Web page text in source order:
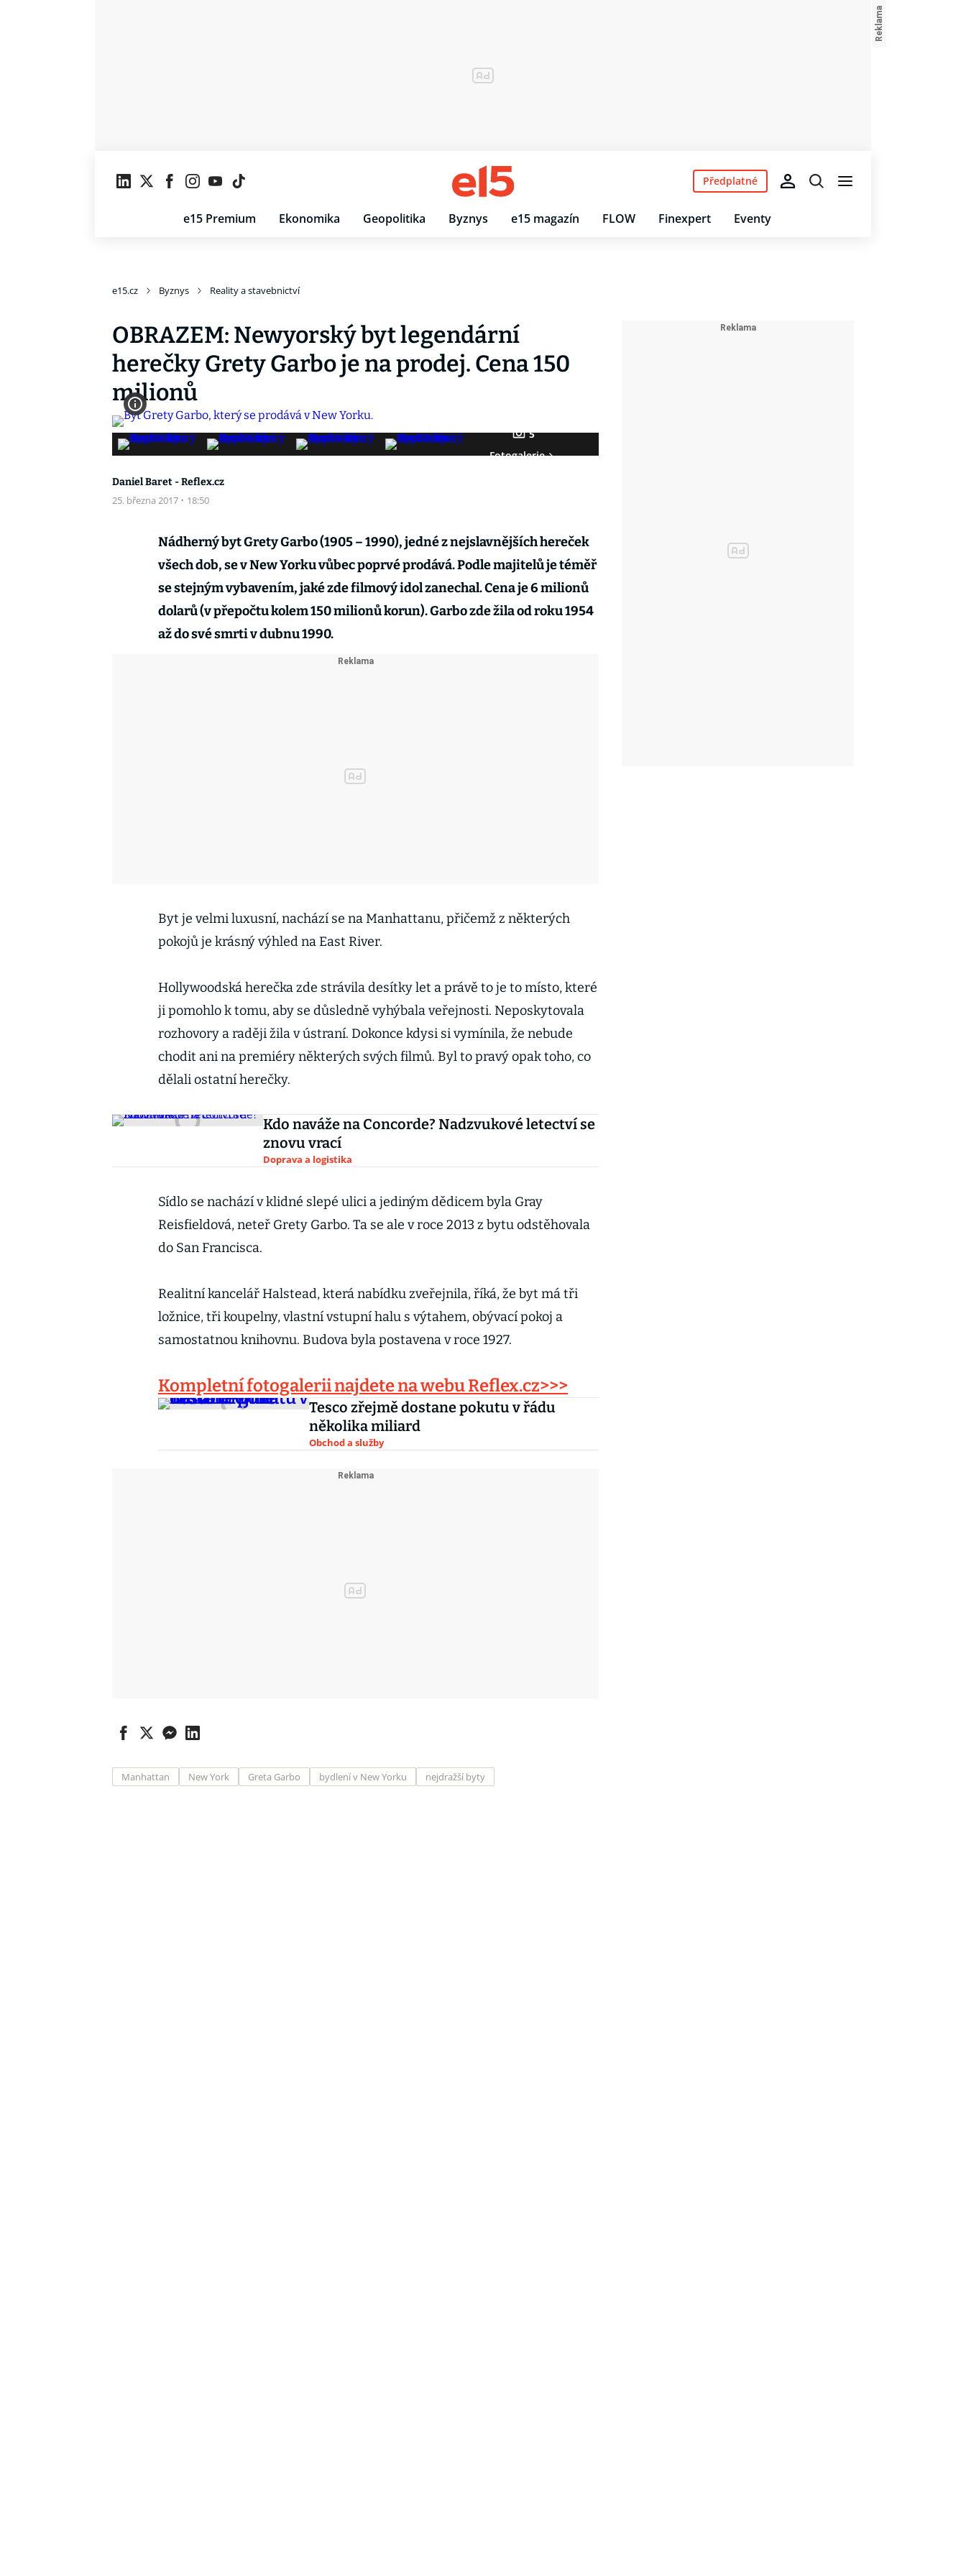
e15 Premium Ekonomika Geopolitika Byznys e15 magazín FLOW Finexpert Eventy
Předplatné
e15.cz Byznys Reality a stavebnictví
OBRAZEM: Newyorský byt legendární
herečky Grety Garbo je na prodej. Cena 150
milionů
5
Fotogalerie
Daniel Baret - Reflex.cz
25. března 2017 · 18:50
Nádherný byt Grety Garbo (1905 – 1990), jedné z nejslavnějších hereček
všech dob, se v New Yorku vůbec poprvé prodává. Podle majitelů je téměř
se stejným vybavením, jaké zde filmový idol zanechal. Cena je 6 milionů
dolarů (v přepočtu kolem 150 milionů korun). Garbo zde žila od roku 1954
až do své smrti v dubnu 1990.
Byt je velmi luxusní, nachází se na Manhattanu, přičemž z některých
pokojů je krásný výhled na East River.
Hollywoodská herečka zde strávila desítky let a právě to je to místo, které
ji pomohlo k tomu, aby se důsledně vyhýbala veřejnosti. Neposkytovala
rozhovory a raději žila v ústraní. Dokonce kdysi si vymínila, že nebude
chodit ani na premiéry některých svých filmů. Byl to pravý opak toho, co
dělali ostatní herečky.
Kdo naváže na Concorde? Nadzvukové letectví se
znovu vrací
Doprava a logistika
Sídlo se nachází v klidné slepé ulici a jediným dědicem byla Gray
Reisfieldová, neteř Grety Garbo. Ta se ale v roce 2013 z bytu odstěhovala
do San Francisca.
Realitní kancelář Halstead, která nabídku zveřejnila, říká, že byt má tři
ložnice, tři koupelny, vlastní vstupní halu s výtahem, obývací pokoj a
samostatnou knihovnu. Budova byla postavena v roce 1927.
Kompletní fotogalerii najdete na webu Reflex.cz>>>
Tesco zřejmě dostane pokutu v řádu
několika miliard
Obchod a služby
Manhattan New York Greta Garbo bydlení v New Yorku nejdražší byty